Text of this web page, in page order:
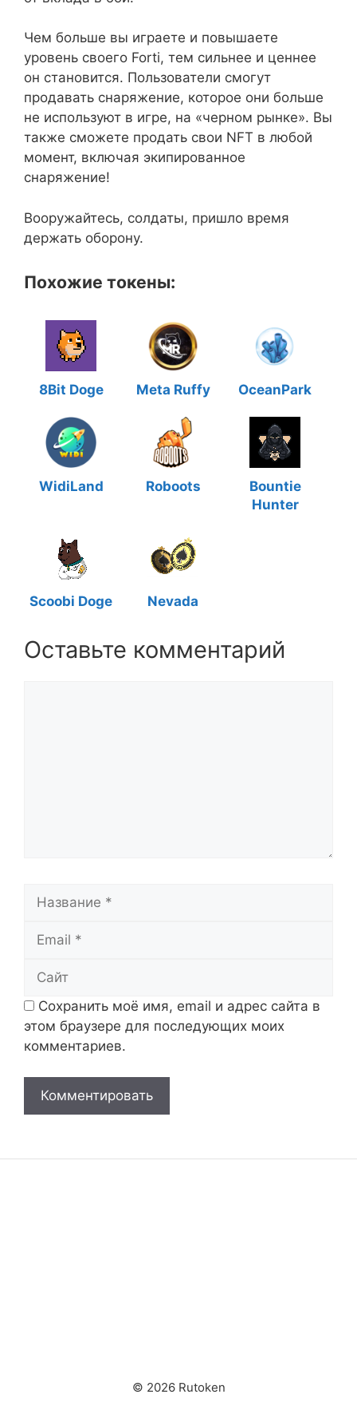
Чем больше вы играете и повышаете
уровень своего Forti, тем сильнее и ценнее
он становится. Пользователи смогут
продавать снаряжение, которое они больше
не используют в игре, на «черном рынке». Вы
также сможете продать свои NFT в любой
момент, включая экипированное
снаряжение!
Вооружайтесь, солдаты, пришло время
держать оборону.
Похожие токены:
8Bit Doge Meta Ruffy OceanPark
WidiLand Roboots
Bountie
Hunter
Scoobi Doge Nevada
Оставьте комментарий
Название
Email
Сайт
Сохранить моё имя, email и адрес сайта в
этом браузере для последующих моих
комментариев.
© 2026 Rutoken